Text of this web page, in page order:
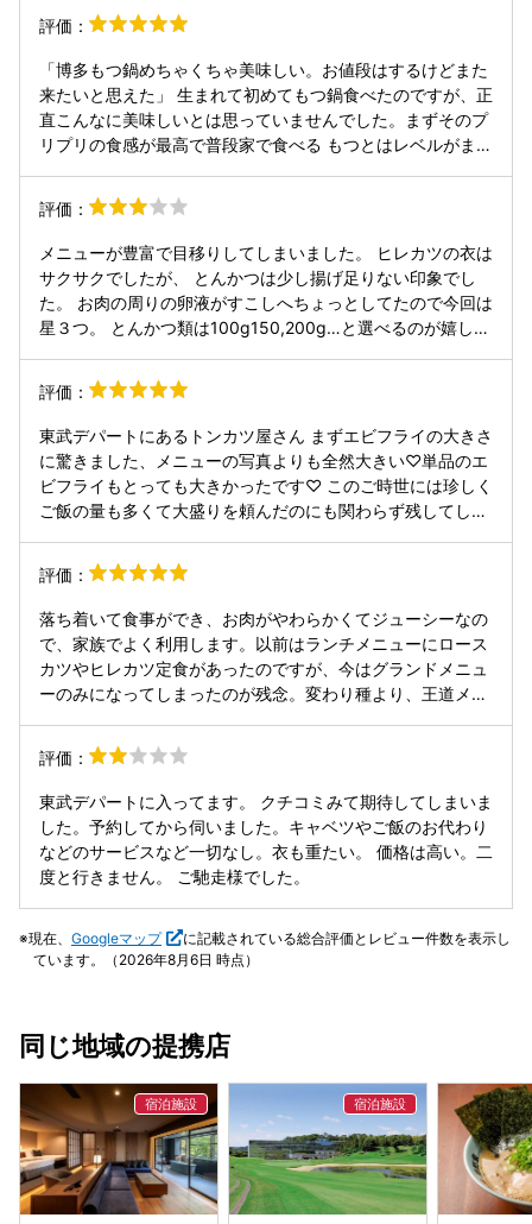
評価：
「博多もつ鍋めちゃくちゃ美味しい。お値段はするけどまた
来たいと思えた」 生まれて初めてもつ鍋食べたのですが、正
直こんなに美味しいとは思っていませんでした。まずそのプ
リプリの食感が最高で普段家で食べる もつとはレベルがまる
かそういうイメージがもつにはありましたが、完全に覆され
ました。同時に食べた燻製鴨の揚げ物もとても美味しくて、
大満足でした でも正直安くはなくて、場所的にも百貨店のレ
ストラン街ということでコスパはお世辞にも良くないです
が、旅行で近くに来たらまた食べに来てもいいと思いました
評価：
メニューが豊富で目移りしてしまいました。 ヒレカツの衣は
サクサクでしたが、 とんかつは少し揚げ足りない印象でし
た。 お肉の周りの卵液がすこしへちょっとしてたので今回は
星３つ。 とんかつ類は100g150,200g…と選べるのが嬉しい
食べたい人向けです。 もつ鍋も美味しそうなので、次回は食
べたいなと思いました✨✨ 栃木だからか？那須の三元豚を使
用するなど、 地域密着なのも好印象です。 ご飯やキャベツ
のおかわりができるのは嬉しいです。 また、すり鉢があり自
分でゴマをスリスリできます。 ドレッシングも2種類あり、
いろいろ楽しめました。 ごちそうさまでした。
評価：
東武デパートにあるトンカツ屋さん まずエビフライの大きさ
に驚きました、メニューの写真よりも全然大きい♡単品のエ
ビフライもとっても大きかったです♡ このご時世には珍しく
ご飯の量も多くて大盛りを頼んだのにも関わらず残してしま
いてきたり、子供食器もあったりお気遣いが有り難かったで
す。 子供にとっても優しい店員さんがいて嬉しかったです♪
ぜひまた利用したいです♪
評価：
落ち着いて食事ができ、お肉がやわらかくてジューシーなの
で、家族でよく利用します。以前はランチメニューにロース
カツやヒレカツ定食があったのですが、今はグランドメニュ
ーのみになってしまったのが残念。変わり種より、王道メニ
評価：
東武デパートに入ってます。 クチコミみて期待してしまいま
した。予約してから伺いました。キャベツやご飯のお代わり
などのサービスなど一切なし。衣も重たい。 価格は高い。二
度と行きません。 ご馳走様でした。
現在、 Googleマップ
に記載されている総合評価とレビュー件数を表示し
ています。（2026年8月6日 時点）
同じ地域の提携店